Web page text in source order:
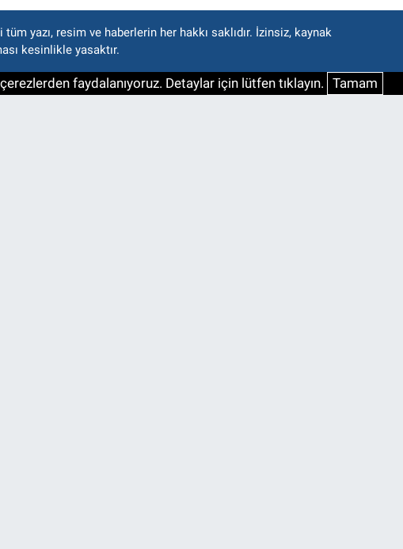
yazı, resim ve haberlerin her hakkı saklıdır. İzinsiz, kaynak
kesinlikle yasaktır.
faydalanıyoruz. Detaylar için lütfen tıklayın. Tamam